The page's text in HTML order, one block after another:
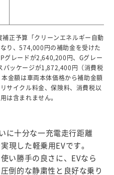
補正予算「クリーンエネルギー自動
り、574,000円の補助金を受けた
グレードが2,640,200円、Gグレー
パッケージが1,872,400円（消費税
金額は車両本体価格から補助金額
サイクル料金、保険料、消費税以
は含まれません。
に十分な一充電走行距離
実現した軽乗用EVです。
い勝手の良さに、EVなら
倒的な静粛性と良好な乗り